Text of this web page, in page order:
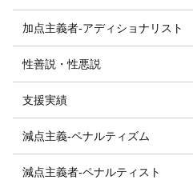
加点主義者-アディショナリスト
性善説・性悪説
支援実績
減点主義-ペナルティズム
減点主義者-ペナルティスト